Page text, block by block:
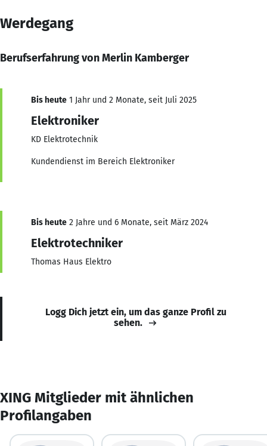
Werdegang
Berufserfahrung von Merlin Kamberger
Bis heute 1 Jahr und 2 Monate, seit Juli 2025
Elektroniker
KD Elektrotechnik
Kundendienst im Bereich Elektroniker
Bis heute 2 Jahre und 6 Monate, seit März 2024
Elektrotechniker
Thomas Haus Elektro
Logg Dich jetzt ein, um das ganze Profil zu
sehen.
XING Mitglieder mit ähnlichen
Profilangaben